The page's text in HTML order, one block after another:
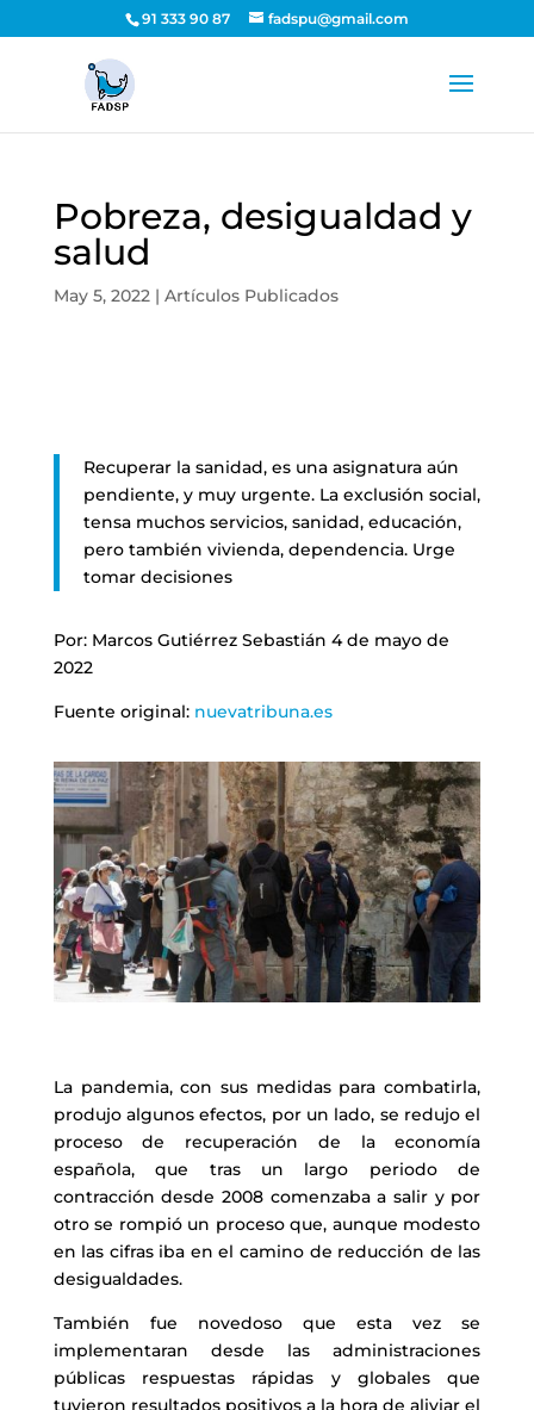
91 333 90 87 fadspu@gmail.com
Pobreza, desigualdad y
salud
May 5, 2022| Artículos Publicados
Recuperar la sanidad, es una asignatura aún
pendiente, y muy urgente. La exclusión social,
tensa muchos servicios, sanidad, educación,
pero también vivienda, dependencia. Urge
tomar decisiones
Por: Marcos Gutiérrez Sebastián 4 de mayo de
2022
Fuente original: nuevatribuna.es
La pandemia, con sus medidas para combatirla,
produjo algunos efectos, por un lado, se redujo el
proceso de recuperación de la economía
española, que tras un largo periodo de
contracción desde 2008 comenzaba a salir y por
otro se rompió un proceso que, aunque modesto
en las cifras iba en el camino de reducción de las
desigualdades.
También fue novedoso que esta vez se
implementaran desde las administraciones
públicas respuestas rápidas y globales que
tuvieron resultados positivos a la hora de aliviar el